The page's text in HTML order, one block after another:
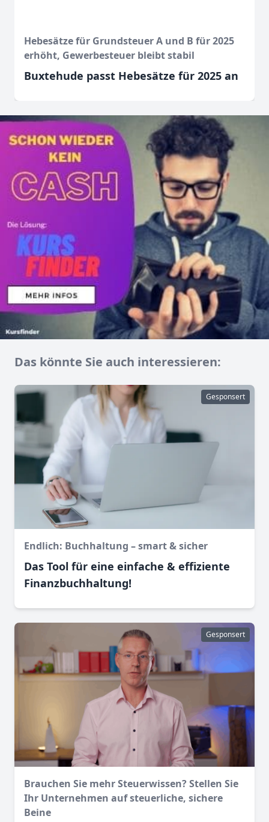
Hebesätze für Grundsteuer A und B für 2025
erhöht, Gewerbesteuer bleibt stabil
Buxtehude passt Hebesätze für 2025 an
Das könnte Sie auch interessieren:
Gesponsert
Endlich: Buchhaltung – smart & sicher
Das Tool für eine einfache & effiziente
Finanz­buchhaltung!
Gesponsert
Brauchen Sie mehr Steuerwissen? Stellen Sie
Ihr Unternehmen auf steuerliche, sichere
Beine